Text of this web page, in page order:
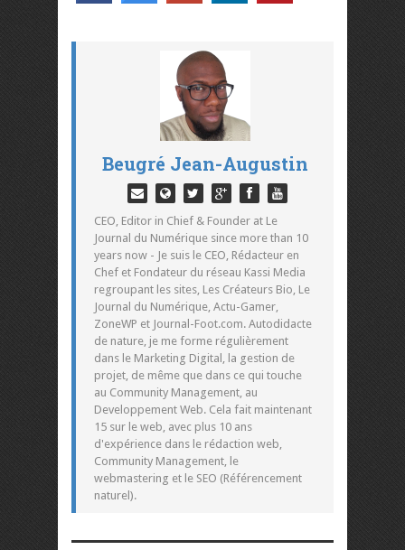
Beugré Jean-Augustin
CEO, Editor in Chief & Founder at Le
Journal du Numérique since more than 10
years now - Je suis le CEO, Rédacteur en
Chef et Fondateur du réseau Kassi Media
regroupant les sites, Les Créateurs Bio, Le
Journal du Numérique, Actu-Gamer,
ZoneWP et Journal-Foot.com. Autodidacte
de nature, je me forme régulièrement
dans le Marketing Digital, la gestion de
projet, de même que dans ce qui touche
au Community Management, au
Developpement Web. Cela fait maintenant
15 sur le web, avec plus 10 ans
d'expérience dans le rédaction web,
Community Management, le
webmastering et le SEO (Référencement
naturel).